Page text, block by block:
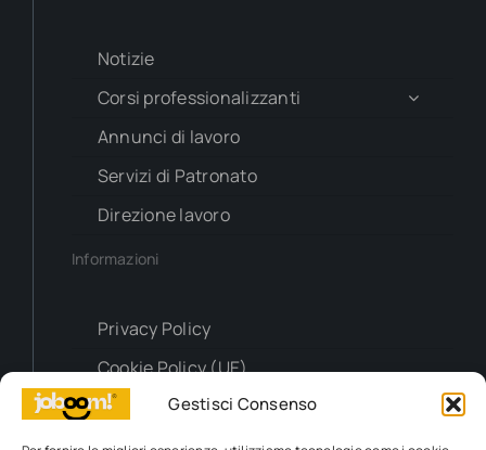
Gestisci Consenso
Notizie
Corsi professionalizzanti
Annunci di lavoro
Servizi di Patronato
Direzione lavoro
Informazioni
Privacy Policy
Cookie Policy (UE)
Contatti